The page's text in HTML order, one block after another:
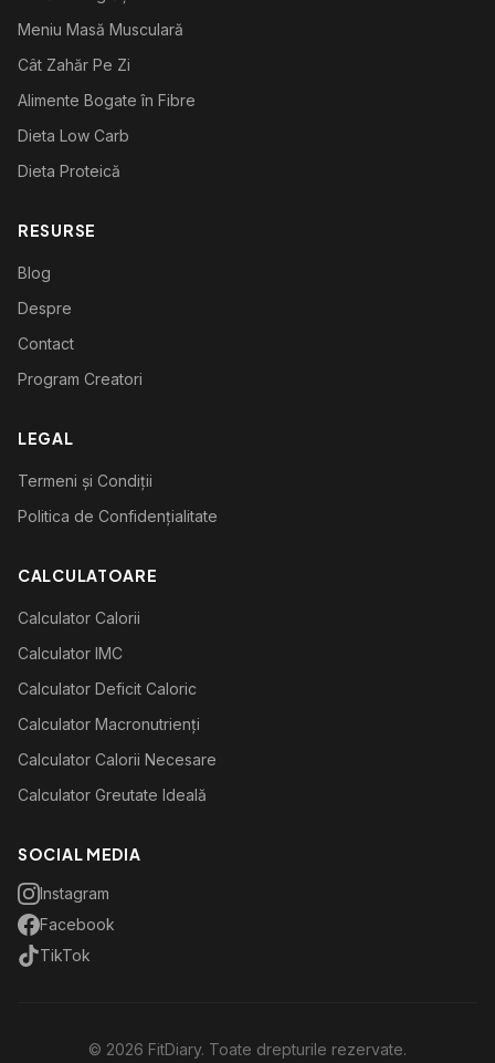
Meniu Masă Musculară
Cât Zahăr Pe Zi
Alimente Bogate în Fibre
Dieta Low Carb
Dieta Proteică
RESURSE
Blog
Despre
Contact
Program Creatori
LEGAL
Termeni și Condiții
Politica de Confidențialitate
CALCULATOARE
Calculator Calorii
Calculator IMC
Calculator Deficit Caloric
Calculator Macronutrienți
Calculator Calorii Necesare
Calculator Greutate Ideală
SOCIAL MEDIA
Instagram
Facebook
TikTok
© 2026 FitDiary. Toate drepturile rezervate.